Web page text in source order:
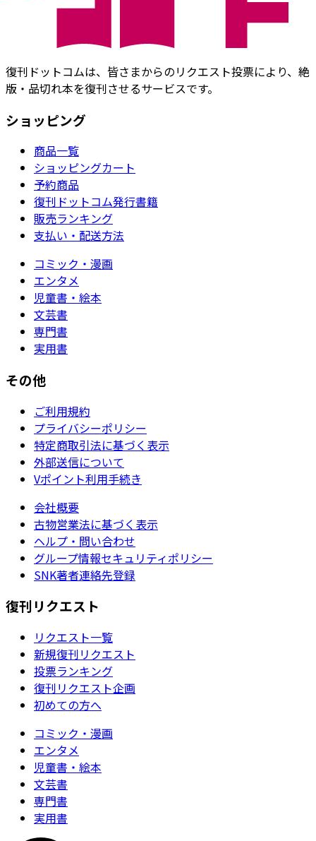
復刊ドットコムは、皆さまからのリクエスト投票により、絶
版・品切れ本を復刊させるサービスです。
ショッピング
商品一覧
ショッピングカート
予約商品
復刊ドットコム発行書籍
販売ランキング
支払い・配送方法
コミック・漫画
エンタメ
児童書・絵本
文芸書
専門書
実用書
その他
ご利用規約
プライバシーポリシー
特定商取引法に基づく表示
外部送信について
Vポイント利用手続き
会社概要
古物営業法に基づく表示
ヘルプ・問い合わせ
グループ情報セキュリティポリシー
SNK著者連絡先登録
復刊リクエスト
リクエスト一覧
新規復刊リクエスト
投票ランキング
復刊リクエスト企画
初めての方へ
コミック・漫画
エンタメ
児童書・絵本
文芸書
専門書
実用書